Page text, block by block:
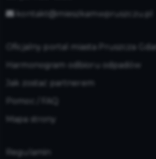
kontakt@mieszkamwpruszczu.pl
Oficjalny portal miasta Pruszcza
Harmonogram odbioru odpadów
Jak zostać partnerem
Mapa strony
Regulamin